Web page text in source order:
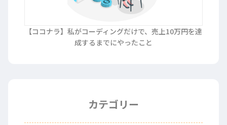
【ココナラ】私がコーディングだけで、売上10万円を達
成するまでにやったこと
カテゴリー